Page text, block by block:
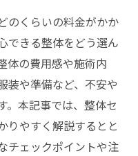
のくらいの料金がかか
できる整体をどう選ん
体の費用感や施術内
装や準備など、不安や
。本記事では、整体セ
りやすく解説するとと
チェックポイントや注